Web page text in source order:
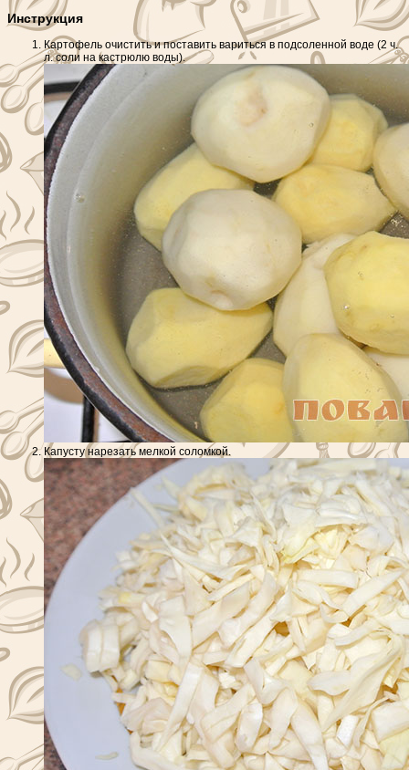
Инструкция
Картофель очистить и поставить вариться в подсоленной воде (2 ч.
л. соли на кастрюлю воды).
Капусту нарезать мелкой соломкой.